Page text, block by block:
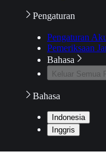
Pengaturan
Pengaturan
Pemeriksaan
Bahasa
Keluar Semua
Bahasa
Indonesia
Inggris